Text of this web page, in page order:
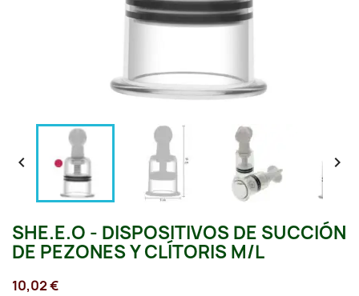
 
SHE.E.O - DISPOSITIVOS DE SUCCIÓN
DE PEZONES Y CLÍTORIS M/L
10,02 €